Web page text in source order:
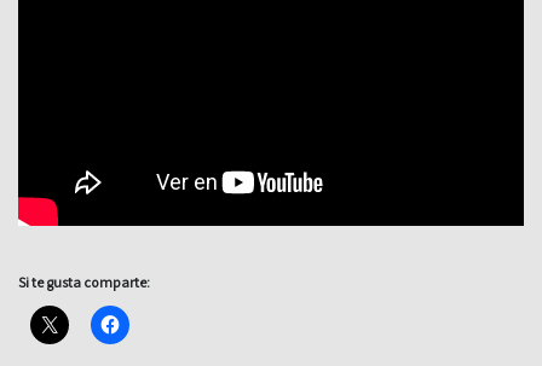
Si te gusta comparte: